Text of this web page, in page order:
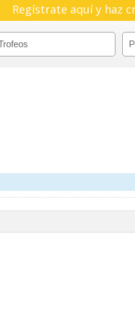
Regístrate aquí y haz